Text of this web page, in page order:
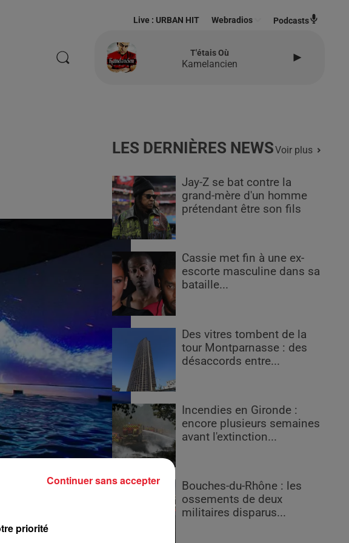
Live : URBAN HIT Webradios Podcasts
T'étais Où
Kamelancien
LES DERNIÈRES NEWSVoir plus
Jay-Z se bat contre la
grand-mère d'un homme
prétendant être son fils
Cassie met fin à une ex-
escorte masculine dans sa
bataille...
Des vitres tombent de la
tour Montparnasse : des
désaccords entre...
Incendies en Gironde :
encore plusieurs semaines
avant l'extinction...
Bouches-du-Rhône : les
ossements de deux
militaires disparus...
priorité
Continuer sans accepter